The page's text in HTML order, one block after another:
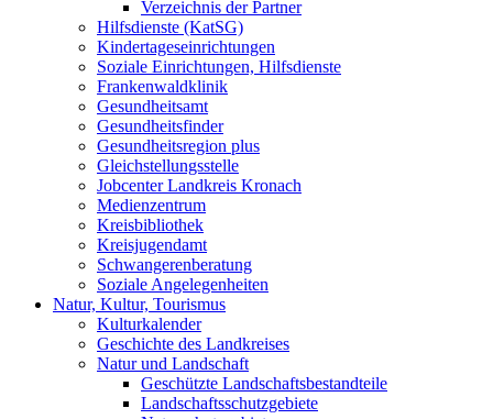
Verzeichnis der Partner
Hilfsdienste (KatSG)
Kindertageseinrichtungen
Soziale Einrichtungen, Hilfsdienste
Frankenwaldklinik
Gesundheitsamt
Gesundheitsfinder
Gesundheitsregion plus
Gleichstellungsstelle
Jobcenter Landkreis Kronach
Medienzentrum
Kreisbibliothek
Kreisjugendamt
Schwangerenberatung
Soziale Angelegenheiten
Natur, Kultur, Tourismus
Kulturkalender
Geschichte des Landkreises
Natur und Landschaft
Geschützte Landschaftsbestandteile
Landschaftsschutzgebiete